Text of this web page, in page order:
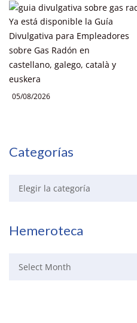
Ya está disponible la Guía
Divulgativa para Empleadores
sobre Gas Radón en
castellano, galego, català y
euskera
05/08/2026
Categorías
Hemeroteca